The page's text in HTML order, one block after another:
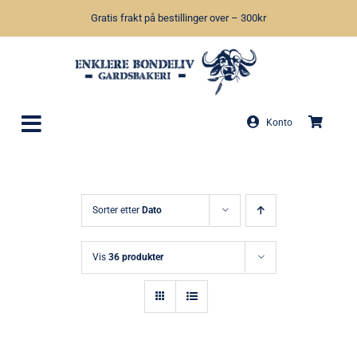
Gratis frakt på bestillinger over – 300kr
Konto
Sorter etter Dato
Vis 36 produkter